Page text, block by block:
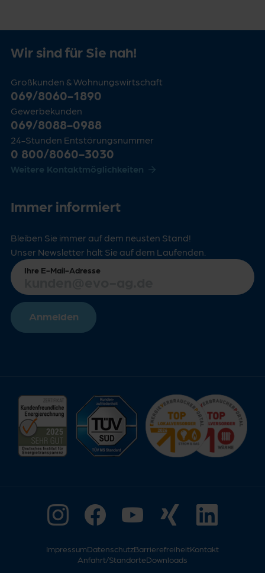
Wir sind für Sie nah!
Großkunden & Wohnungswirtschaft
069/8060-1890
Gewerbekunden
069/8088-0988
24-Stunden Entstörungsnummer
0 800/8060-3030
Weitere Kontaktmöglichkeiten
Immer informiert
Bleiben Sie immer auf dem neusten Stand!
Unser Newsletter hält Sie auf dem Laufenden.
Ihre E-Mail-Adresse
Anmelden
ImpressumDatenschutzBarrierefreiheitKontakt
Anfahrt/StandorteDownloads